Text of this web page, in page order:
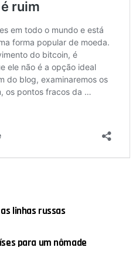
linhas russas
para um nômade